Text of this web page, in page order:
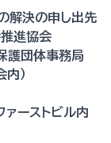
解決の申し出先
進協会
護団体事務局
）
ーストビル内